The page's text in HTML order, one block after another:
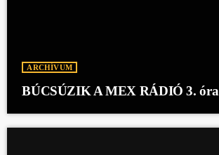
ARCHÍVUM
BÚCSÚZIK A MEX RÁDIÓ 3. óra